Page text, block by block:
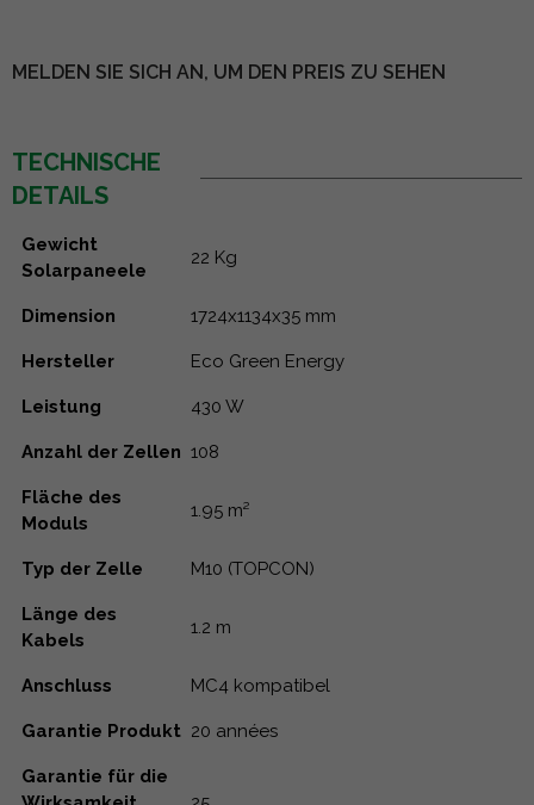
MELDEN SIE SICH AN, UM DEN PREIS ZU SEHEN
TECHNISCHE
DETAILS
Gewicht
Solarpaneele
22 Kg
Dimension 1724x1134x35 mm
Hersteller Eco Green Energy
Leistung 430 W
Anzahl der Zellen 108
Fläche des
Moduls
1.95 m²
Typ der Zelle M10 (TOPCON)
Länge des
Kabels
1.2 m
Anschluss MC4 kompatibel
Garantie Produkt 20 années
Garantie für die